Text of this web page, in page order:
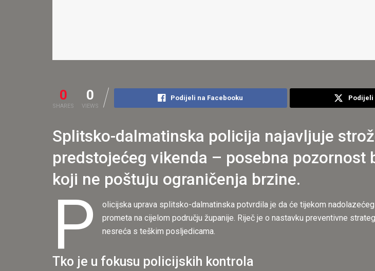
0
SHARES
0
VIEWS
Podijeli na Facebooku Podijeli
Splitsko-dalmatinska policija najavljuje
predstojećeg vikenda – posebna
koji ne poštuju ograničenja brzine.
P
olicijska uprava splitsko-dalmatinska potvrdila je da će tijekom
prometa na cijelom području županije. Riječ je o nastavku preventivne
nesreća s teškim posljedicama.
Tko je u fokusu policijskih kontrola